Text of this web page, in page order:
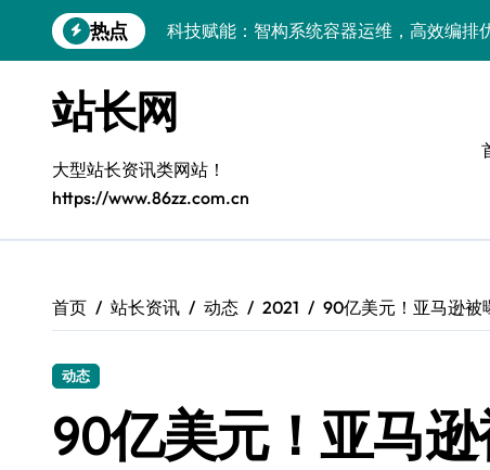
到
热点
科技赋能：智构系统容器运维，高效编排
云架构革新：容器化部署+智能编排，系统
基于编排工具的系统容器化部署与服务器
容器编排赋能：构建科技驱动的高可用智
科技赋能：容器化部署协同智能编排重塑
容器化部署与编排引擎：科技赋能系统架
容器化转型实战：科技赋能系统优化与智
站长网
大型站长资讯类网站！
https://www.86zz.com.cn
首页 站长资讯 动态 2021 90亿美元！亚马逊被
动态
90亿美元！亚马